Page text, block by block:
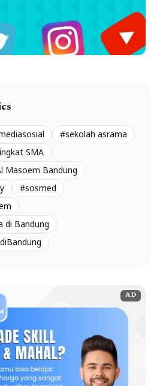
#sekolah asrama
SMA
Masoem Bandung
#sosmed
di Bandung
AD